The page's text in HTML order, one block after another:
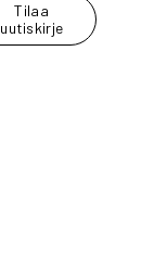
Tilaa
uutiskirje